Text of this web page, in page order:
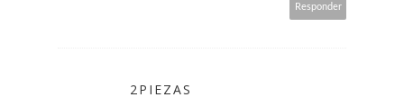
Responder
2PIEZAS